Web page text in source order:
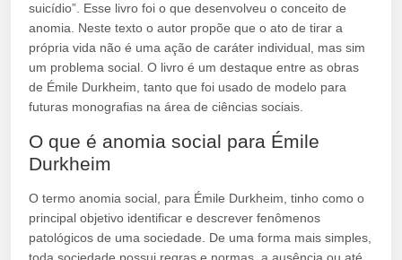
suicídio”. Esse livro foi o que desenvolveu o conceito de
anomia. Neste texto o autor propõe que o ato de tirar a
própria vida não é uma ação de caráter individual, mas sim
um problema social. O livro é um destaque entre as obras
de Émile Durkheim, tanto que foi usado de modelo para
futuras monografias na área de ciências sociais.
O que é anomia social para Émile
Durkheim
O termo anomia social, para Émile Durkheim, tinho como o
principal objetivo identificar e descrever fenômenos
patológicos de uma sociedade. De uma forma mais simples,